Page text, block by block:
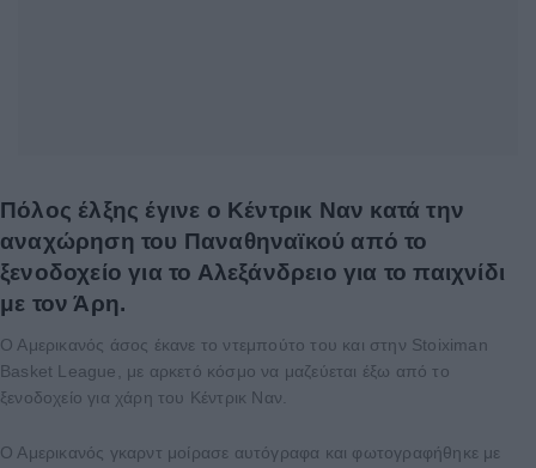
Πόλος έλξης έγινε ο Κέντρικ Ναν κατά την
αναχώρηση του Παναθηναϊκού από το
ξενοδοχείο για το Αλεξάνδρειο για το παιχνίδι
με τον Άρη.
Ο Αμερικανός άσος έκανε το ντεμπούτο του και στην Stoiximan
Basket League, με αρκετό κόσμο να μαζεύεται έξω από το
ξενοδοχείο για χάρη του Κέντρικ Ναν.
Ο Αμερικανός γκαρντ μοίρασε αυτόγραφα και φωτογραφήθηκε με